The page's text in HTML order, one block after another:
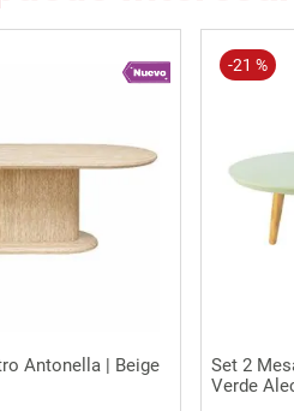
rápida
Antonella | Beige
-21 %
Set 2
Verde